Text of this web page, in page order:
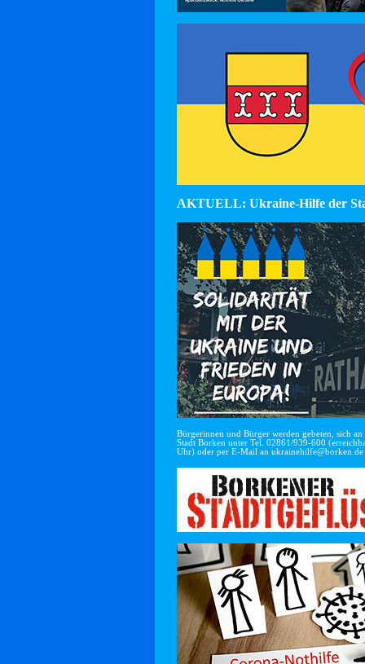
AKTUELL: Ukraine-Hilfe der
Bürgerinnen und Bürger werden gebeten, sich
Stadt Borken unter Tel. 02861/939-600
Uhr) oder per E-Mail an ukrainehilfe@borken.de